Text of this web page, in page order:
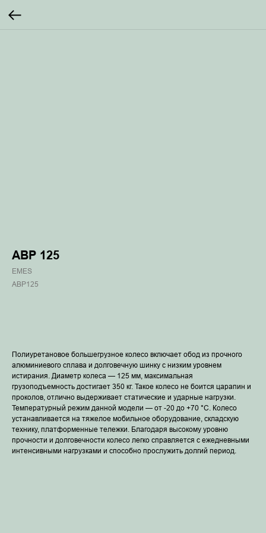
ABP 125
EMES
ABP125
Полиуретановое большегрузное колесо включает обод из прочного
алюминиевого сплава и долговечную шинку с низким уровнем
истирания. Диаметр колеса — 125 мм, максимальная
грузоподъемность достигает 350 кг. Такое колесо не боится царапин и
проколов, отлично выдерживает статические и ударные нагрузки.
Температурный режим данной модели — от -20 до +70 °С. Колесо
устанавливается на тяжелое мобильное оборудование, складскую
технику, платформенные тележки. Благодаря высокому уровню
прочности и долговечности колесо легко справляется с ежедневными
интенсивными нагрузками и способно прослужить долгий период.